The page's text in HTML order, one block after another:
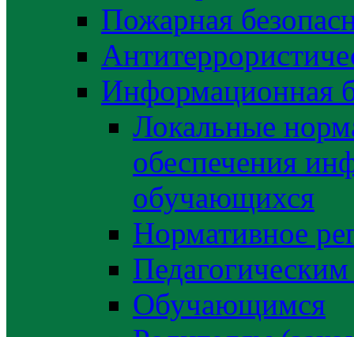
Пожарная
Информационная
Локальные
обеспечения
обучающихся
Нормативное
Обучающимся